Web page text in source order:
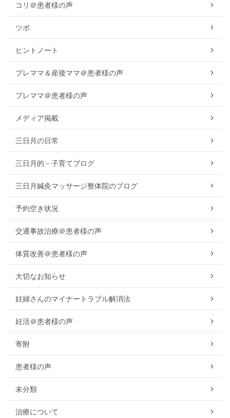
コリ＠患者様の声
ツボ
ヒントノート
プレママ＆産後ママ＠患者様の声
プレママ＠患者様の声
メディア掲載
三日月の日常
三日月的－子育てブログ
三日月鍼灸マッサージ整体院のブログ
予約空き状況
交通事故治療＠患者様の声
体質改善＠患者様の声
大切なお知らせ
妊婦さんのマイナートラブル解消法
妊活＠患者様の声
寄附
患者様の声
未分類
治療について